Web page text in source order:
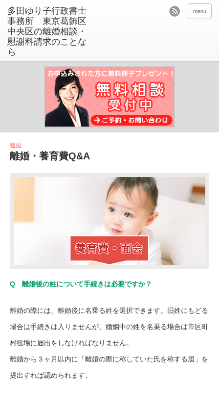
menu
離婚
離婚・養育費Q&A
Q 離婚後の姓について手続きは必要ですか？
離婚の際には、離婚後に名乗る姓を選択できます。旧姓にもどる
場合は手続きは入りませんが、婚姻中の姓を名乗る場合は市区町
村役場に届出をしなければなりません。
離婚から３ヶ月以内に「離婚の際に称していた氏を称する届」を
提出すれば認められます。